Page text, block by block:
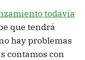
todavía
que tendrá
hay problemas
contamos con